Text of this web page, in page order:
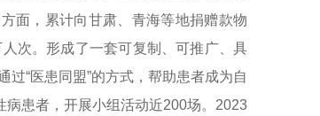
面，累计向甘肃、青海等地捐赠款物
人次。形成了一套可复制、可推广、具
过“医患同盟”的方式，帮助患者成为自
病患者，开展小组活动近200场。 2023